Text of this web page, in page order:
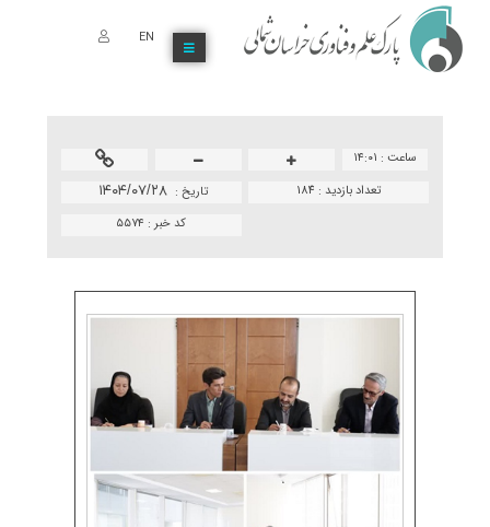
EN
ساعت : ۱۴:۰۱
تاريخ : ۱۴۰۴/۰۷/۲۸ تعداد بازدید : 184
کد خبر : ۵۵۷۴